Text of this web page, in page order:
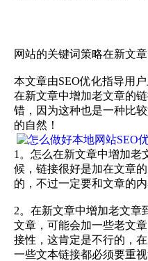
网站的关键词策略‍‍在新文
本文章由SEO优化指导用
在新文章中增加老文章的
错，‍‍因为这种也是一种比
的自然！
1。怎么‍‍在新文章中增加老
候，链接很好是加在文章
的，不过一定要和文章的内
2。‍‍在新文章中增加老文章
文章，可能会加一些老文
接性，这肯定是不行的，‍‍
一些文本链接都必须要重